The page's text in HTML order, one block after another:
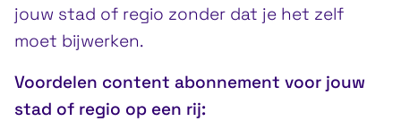
jouw stad of regio zonder dat je het zelf
moet bijwerken.
Voordelen content abonnement voor jouw
stad of regio op een rij: